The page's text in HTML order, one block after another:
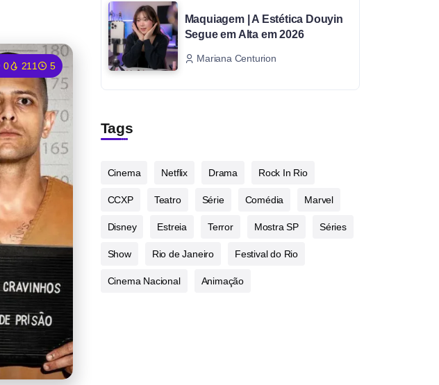
0 211 5
Maquiagem | A Estética Douyin
Segue em Alta em 2026
Mariana Centurion
Tags
Cinema Netflix Drama Rock In Rio
CCXP Teatro Série Comédia Marvel
Disney Estreia Terror Mostra SP Séries
Show Rio de Janeiro Festival do Rio
Cinema Nacional Animação